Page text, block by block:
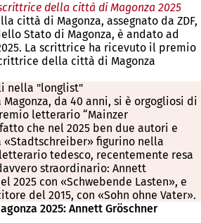
della città di Magonza 2025
città di Magonza, assegnato da ZDF,
Stato di Magonza, è andato ad
La scrittrice ha ricevuto il premio
della città di Magonza
nella "longlist"
da 40 anni, si è orgogliosi di
letterario “Mainzer
che nel 2025 ben due autori e
figurino nella
tedesco, recentemente resa
straordinario: Annett
2025 con «Schwebende Lasten», e
del 2015, con «Sohn ohne Vater».
2025: Annett Gröschner